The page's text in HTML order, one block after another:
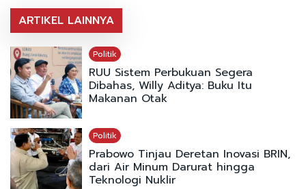
ARTIKEL LAINNYA
Politik
RUU Sistem Perbukuan Segera
Dibahas, Willy Aditya: Buku Itu
Makanan Otak
Politik
Prabowo Tinjau Deretan Inovasi BRIN,
dari Air Minum Darurat hingga
Teknologi Nuklir